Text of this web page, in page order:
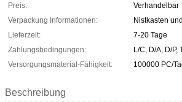
Preis:
Verhandelbar
Verpackung Informationen:
Nistkasten
Lieferzeit:
7-20 Tage
Zahlungsbedingungen:
L/C, D/A, D/P,
Versorgungsmaterial-Fähigkeit:
100000 PC/
Beschreibung